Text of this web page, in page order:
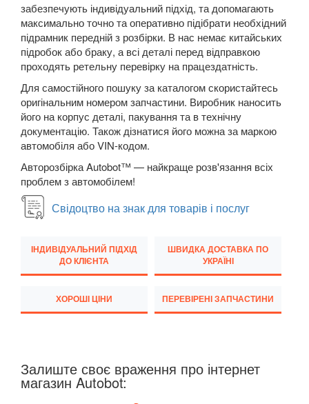
5 Series G60/G61/G68
5 Series G60/G61 mHEV
5 Series i5 (G60E/G61E/G68E)
M5 F90
6 Series E63
6 Series E64
M6 E63/E64
6 Series F13
M6 F12/F13/F06
7 Series E38
забезпечують індивідуальний підхід, та допомагають
максимально точно та оперативно підібрати необхідний
підрамник передній з розбірки. В нас немає китайських
підробок або браку, а всі деталі перед відправкою
проходять ретельну перевірку на працездатність.
Для самостійного пошуку за каталогом скористайтесь
оригінальним номером запчастини. Виробник наносить
його на корпус деталі, пакування та в технічну
документацію. Також дізнатися його можна за маркою
автомобіля або VIN-кодом.
Авторозбірка Autobot™ — найкраще розв'язання всіх
проблем з автомобілем!
Свідоцтво на знак для товарів і послуг
ІНДИВІДУАЛЬНИЙ ПІДХІД
ДО КЛІЄНТА
ШВИДКА ДОСТАВКА ПО
УКРАЇНІ
ХОРОШІ ЦІНИ ПЕРЕВІРЕНІ ЗАПЧАСТИНИ
Залиште своє враження про інтернет
магазин Autobot: